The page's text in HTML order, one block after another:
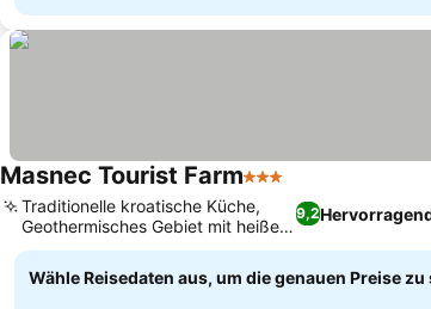
Masnec Tourist Farm3 Sterne
9,2
Traditionelle kroatische Küche,
Geothermisches Gebiet mit heißen
Quellen
Wähle Reisedaten aus, um die genauen Preise zu